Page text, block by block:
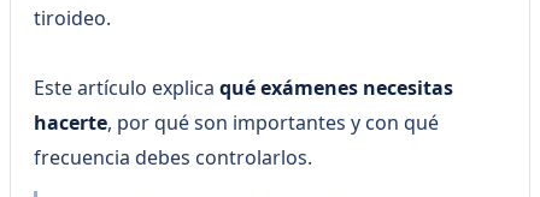
tiroideo.
Este artículo explicaqué exámenes necesitas
hacerte, por qué son importantes y con qué
frecuencia debes controlarlos.